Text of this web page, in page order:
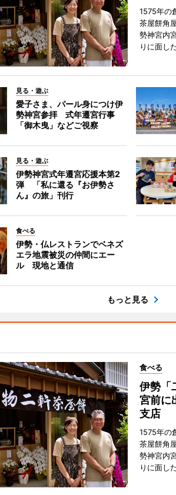
1575年の
茶屋餅角
勢神宮内
りに面し
見る・遊ぶ
愛子さま、パール身につけ伊
勢神宮参拝 式年遷宮行事
「御木曳」などご視察
見る・遊ぶ
伊勢神宮式年遷宮応援本第2
弾 「私に還る『お伊勢さ
ん』の旅」刊行
食べる
伊勢・仏レストランでベネズ
エラ地震被災の仲間にエー
ル 現地と通信
もっと見る
食べる
伊勢「
宮前
支店
1575年の
茶屋餅角
勢神宮内
りに面し